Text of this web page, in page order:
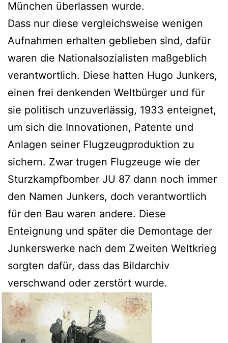
München überlassen wurde.
Dass nur diese vergleichsweise wenigen
Aufnahmen erhalten geblieben sind, dafür
waren die Nationalsozialisten maßgeblich
verantwortlich. Diese hatten Hugo Junkers,
einen frei denkenden Weltbürger und für
sie politisch unzuverlässig, 1933 enteignet,
um sich die Innovationen, Patente und
Anlagen seiner Flugzeugproduktion zu
sichern. Zwar trugen Flugzeuge wie der
Sturzkampfbomber JU 87 dann noch immer
den Namen Junkers, doch verantwortlich
für den Bau waren andere. Diese
Enteignung und später die Demontage der
Junkerswerke nach dem Zweiten Weltkrieg
sorgten dafür, dass das Bildarchiv
verschwand oder zerstört wurde.